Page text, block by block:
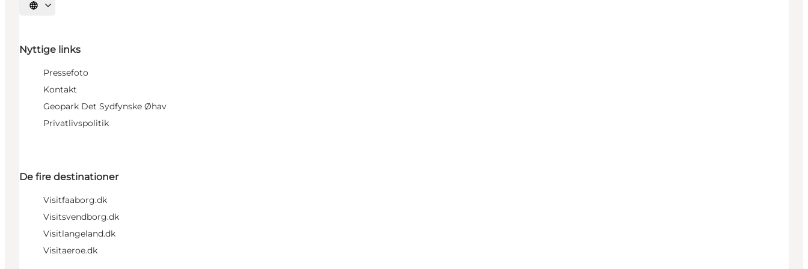
Vælg sprog
Nyttige links
Pressefoto
Kontakt
Geopark Det Sydfynske Øhav
Privatlivspolitik
De fire destinationer
Visitfaaborg.dk
Visitsvendborg.dk
Visitlangeland.dk
Visitaeroe.dk